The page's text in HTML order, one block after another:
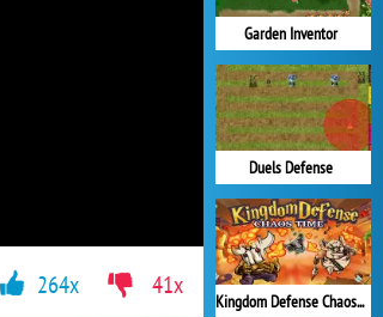
Garden Inventor
Duels Defense
Kingdom Defense Chaos Time
264x 41x